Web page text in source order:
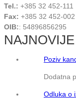
Tel.: +385 32 452-111
Fax: +385 32 452-002
OIB:: 54896856295
Poziv
Dodatna
Odluka o